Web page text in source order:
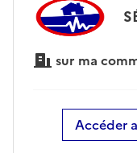
sur ma
Accéder